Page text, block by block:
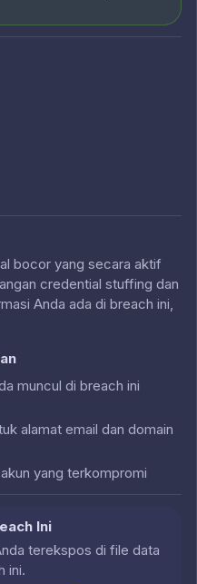
bocor yang secara aktif
credential stuffing dan
Anda ada di breach ini,
muncul di breach ini
alamat email dan domain
yang terkompromi
Ini
terekspos di file data
ini.